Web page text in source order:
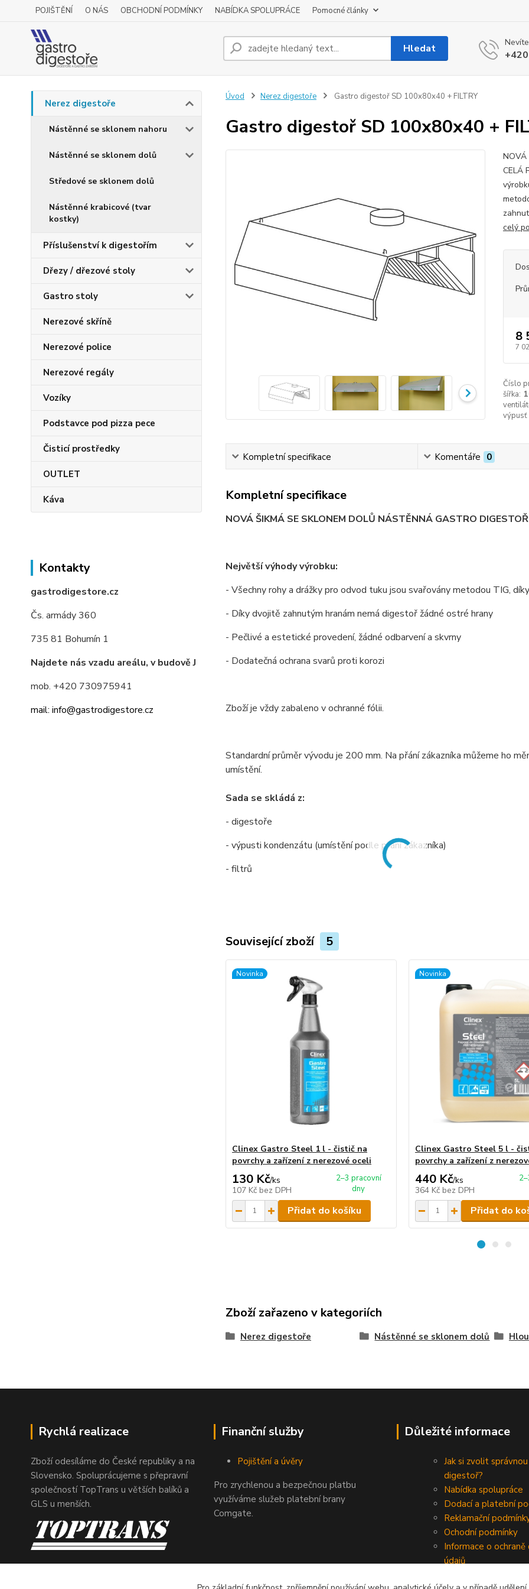
POJIŠTĚNÍ O NÁS OBCHODNÍ PODMÍNKY NABÍDKA SPOLUPRÁCE Pomocné články
Hledat
Nerez digestoře
Nástěnné se sklonem nahoru
Nástěnné se sklonem dolů
Středové se sklonem dolů
Nástěnné krabicové (tvar
kostky)
Příslušenství k digestořím
Dřezy / dřezové stoly
Gastro stoly
Nerezové skříně
Nerezové police
Nerezové regály
Vozíky
Podstavce pod pizza pece
Čisticí prostředky
OUTLET
Káva
Kontakty
gastrodigestore.cz
Čs. armády 360
735 81 Bohumín 1
Najdete nás vzadu areálu, v budově J
mob. +420 730975941
mail: info@gastrodigestore.cz
Úvod Nerez digestoře Gastro digestoř SD 100x80x40 + FILTRY
Gastro digestoř SD 100x80x40 +
NOVÁ
CELÁ
celý
8
7
Číslo
šířka:
výpusť
Kompletní specifikace Komentáře 0
Kompletní specifikace
NOVÁ ŠIKMÁ SE SKLONEM DOLŮ NÁSTĚNNÁ GASTRO
Největší výhody výrobku:
- Všechny rohy a drážky pro odvod tuku jsou svařovány metodou TIG,
- Díky dvojitě zahnutým hranám nemá digestoř žádné ostré hrany
- Pečlivé a estetické provedení, žádné odbarvení a skvrny
- Dodatečná ochrana svarů proti korozi
Zboží je vždy zabaleno v ochranné fólii.
Standardní průměr vývodu je 200 mm. Na přání zákazníka můžeme ho
umístění.
Sada se skládá z:
- digestoře
- výpusti kondenzátu (umístění podle přání zákazníka)
- filtrů
Související zboží 5
Novinka
Clinex Gastro Steel 1 l - čistič na
povrchy a zařízení z nerezové oceli
130 Kč/ks
107 Kč bez DPH
2–3 pracovní
dny
Přidat do košíku
Novinka
Clinex Gastro Steel 5 l -
povrchy a zařízení z
440 Kč/ks
364 Kč bez DPH
Přidat do
Zboží zařazeno v kategoriích
Nerez digestoře Nástěnné se sklonem dolů
Rychlá realizace
Zboží odesíláme do České republiky a na
Slovensko. Spoluprácujeme s přepravní
společností TopTrans u větších balíků a
GLS u menších.
Finanční služby
Pojištění a úvěry
Pro zrychlenou a bezpečnou platbu
využíváme služeb platební brany
Comgate.
Důležité informace
Jak si zvolit správnou
digestoř?
Nabídka spolupráce
Dodací a platební
Reklamační
Ochodní podmínky
Informace o ochraně
údajů